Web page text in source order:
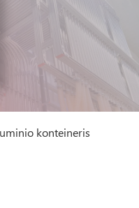
konteineris